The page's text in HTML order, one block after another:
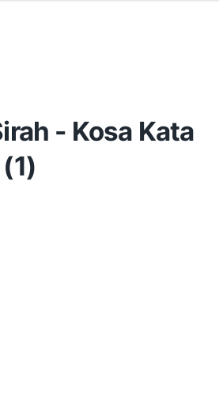
- Kosa Kata